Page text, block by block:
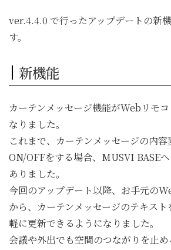
ver.4.4.0 で行ったアップデートの新
す。
新機能
カーテンメッセージ機能がWebリモ
なりました。
これまで、カーテンメッセージの内
ON/OFFをする場合、MUSVI BASE
ありました。
今回のアップデート以降、お手元の
から、カーテンメッセージのテキス
軽に更新できるようになりました。
会議や外出でも空間のつながりを止